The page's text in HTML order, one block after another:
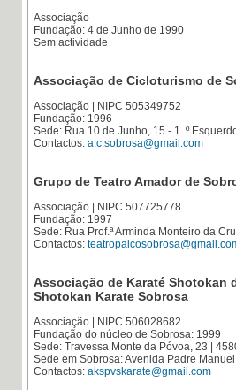
Associação
Fundação: 4 de Junho de 1990
Sem actividade
Associação de Cicloturismo de
Associação | NIPC 505349752
Fundação: 1996
Sede: Rua 10 de Junho, 15 - 1 .º
Contactos: a.c.sobrosa@gmail.com
Grupo de Teatro Amador de
Associação | NIPC 507725778
Fundação: 1997
Sede: Rua Prof.ª Arminda Monteiro da
Contactos:
Associação de Karaté Shotokan
Shotokan Karate Sobrosa
Associação | NIPC 506028682
Fundação do núcleo de Sobrosa: 1999
Sede: Travessa Monte da Póvoa, 23 |
Sede em Sobrosa: Avenida Padre
Contactos: akspvskarate@gmail.com